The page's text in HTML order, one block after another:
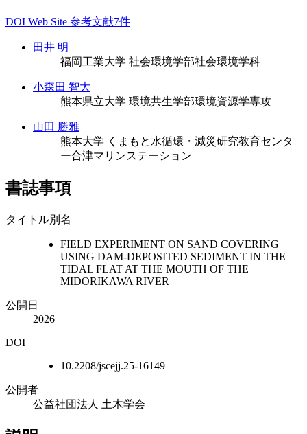
DOI Web Site 参考文献7件
田井 明
福岡工業大学 社会環境学部社会環境学科
小森田 智大
熊本県立大学 環境共生学部環境資源学専攻
山田 勝雅
熊本大学 くまもと水循環・減災研究教育センタ
ー合津マリンステーション
書誌事項
タイトル別名
FIELD EXPERIMENT ON SAND COVERING
USING DAM-DEPOSITED SEDIMENT IN THE
TIDAL FLAT AT THE MOUTH OF THE
MIDORIKAWA RIVER
公開日
2026
DOI
10.2208/jscejj.25-16149
公開者
公益社団法人 土木学会